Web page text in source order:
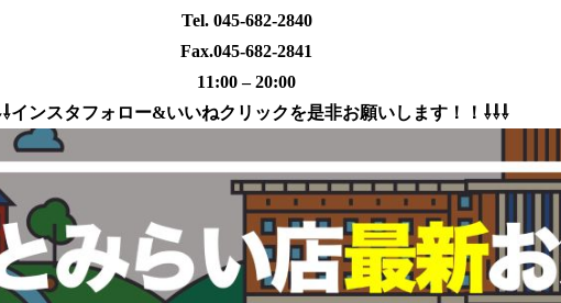
Tel. 045-682-2840
Fax.045-682-2841
11:00 – 20:00
インスタフォロー&いいねクリックを是非お願いします！！⇩⇩⇩